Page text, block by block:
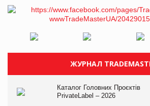
ЖУРНАЛ
Каталог Головних Проєктів
PrivateLabel – 2026